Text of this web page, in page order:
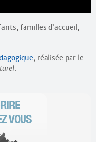
familles d’accueil,
, réalisée par le
.